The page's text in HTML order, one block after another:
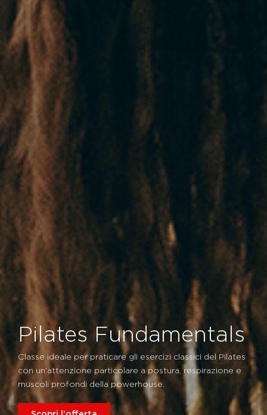
Pilates Fundamentals
Classe ideale per praticare gli esercizi classici del Pilates
con un’attenzione particolare a postura, respirazione e
muscoli profondi della powerhouse.